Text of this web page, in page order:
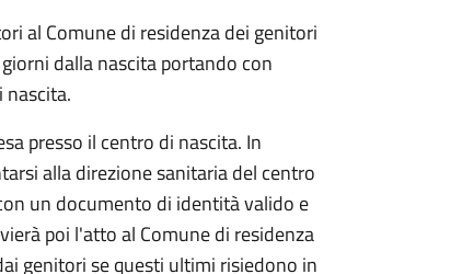
al Comune di residenza dei genitori
dalla nascita portando con
presso il centro di nascita. In
alla direzione sanitaria del centro
un documento di identità valido e
poi l'atto al Comune di residenza
genitori se questi ultimi risiedono in